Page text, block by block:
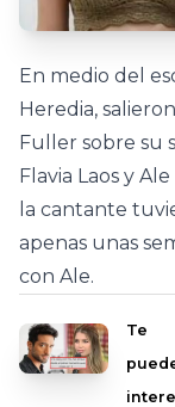
En medio del
Heredia,
Fuller sobre su
Flavia Laos y
la cantante
apenas unas
con Ale.
Te